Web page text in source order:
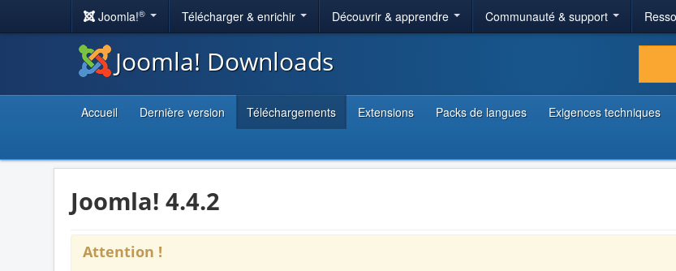
Joomla!® Télécharger & enrichir Découvrir & apprendre Communauté & support
Joomla! Downloads
Accueil Dernière version Téléchargements Extensions Packs de langues Exigences techniques
Joomla! 4.4.2
Attention !